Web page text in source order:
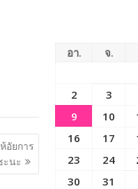
อัยการ
ะนะ
อา. จ.
2
3
9
10
16
17
23
24
30
31